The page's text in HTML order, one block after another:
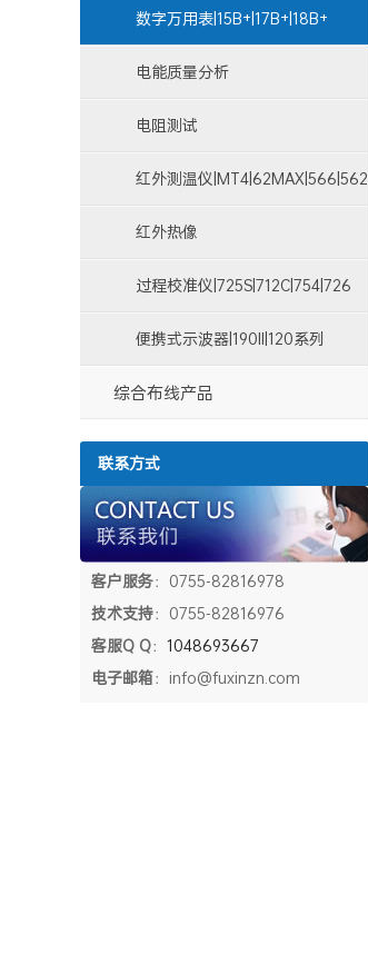
数字万用表|15B+|17B+|18B+
电能质量分析
仪|1730|1735|1750|43B
电阻测试
仪|1508|1550C|1587|1621
红外测温仪|MT4|62MAX|566|562
红外热像
仪|Ti100|TiS10|Ti200|TiX520
过程校准仪|725S|712C|754|726
便携式示波器|190II|120系列
综合布线产品
联系方式
客户服务：0755-82816978
技术支持：0755-82816976
客服Q Q： 1048693667
电子邮箱：info@fuxinzn.com